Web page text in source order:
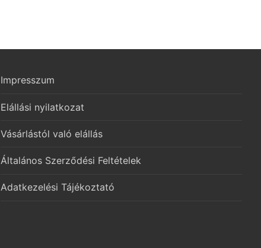
Impresszum
Elállási nyilatkozat
Vásárlástól való elállás
Általános Szerződési Feltételek
Adatkezelési Tájékoztató